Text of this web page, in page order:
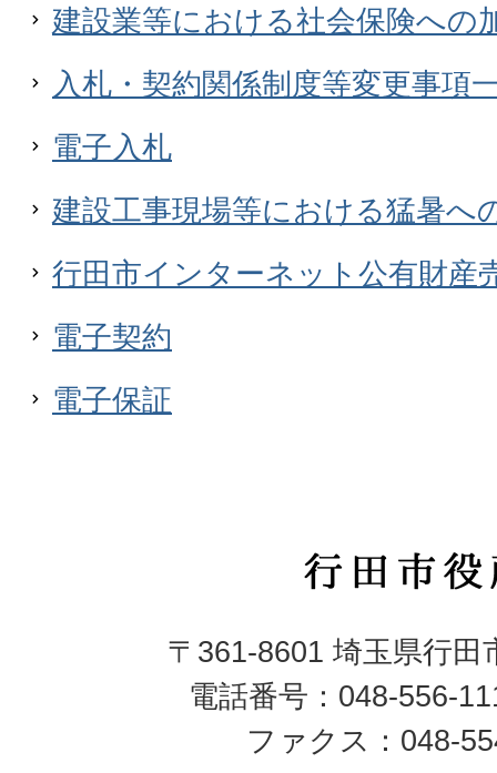
建設業等における社会保険への
入札・契約関係制度等変更事項
電子入札
建設工事現場等における猛暑へ
行田市インターネット公有財産
電子契約
電子保証
行
市
役
所
〒361-8601 埼玉県行田
電話番号：048-556-
ファクス：048-